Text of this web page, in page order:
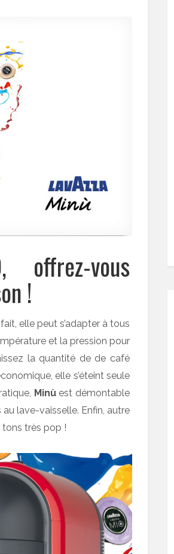
offrez-vous
!
elle peut s’adapter à tous
et la pression pour
la quantité de de café
elle s’éteint seule
Minùest démontable
lave-vaisselle. Enfin, autre
tons très pop !